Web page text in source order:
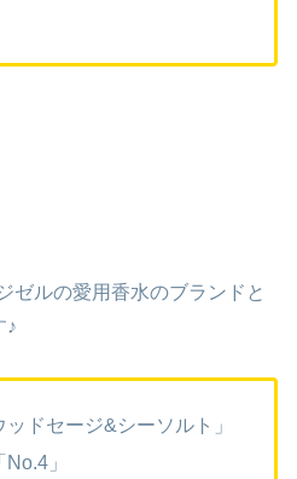
ゼルの愛用香水のブランドと
♪
ドセージ&シーソルト」
」